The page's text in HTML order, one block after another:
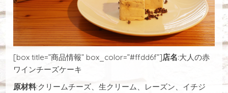
[box title=”商品情報” box_color=”#ffdd6f”]店名:大人の赤
ワインチーズケーキ
原材料:クリームチーズ、生クリーム、レーズン、イチジ